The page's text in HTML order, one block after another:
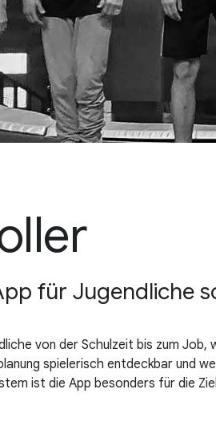
für Jugendliche
von der Schulzeit bis zum
spielerisch entdeckbar und
ist die App besonders für die